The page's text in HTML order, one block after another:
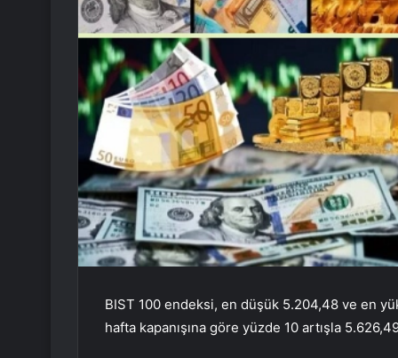
BIST 100 endeksi, en düşük 5.204,48 ve en
hafta kapanışına göre yüzde 10 artışla